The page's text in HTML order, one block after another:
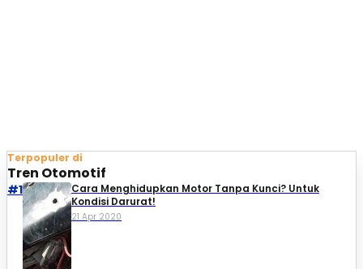
Terpopuler di
Tren Otomotif
#1
Cara Menghidupkan Motor Tanpa Kunci? Untuk
Kondisi Darurat!
21 Apr 2020